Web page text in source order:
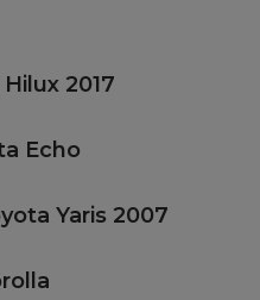
2017
Echo
Yaris 2007